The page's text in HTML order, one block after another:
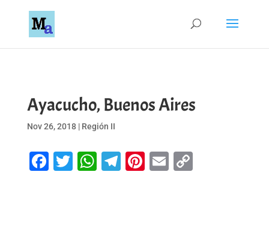
Ayacucho, Buenos Aires
Nov 26, 2018| Región II
Facebook
Twitter
WhatsApp
Telegram
Pinterest
EmailCopy